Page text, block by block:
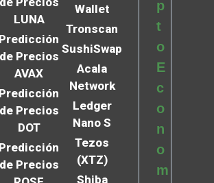
LUNA
Predicción
de Precios
AVAX
Predicción
de Precios
DOT
Predicción
de Precios
Wallet
Tronscan
SushiSwap
Acala
Network
Ledger
Nano S
Tezos
(XTZ)
Shiba
p
t
o
E
c
o
n
o
m